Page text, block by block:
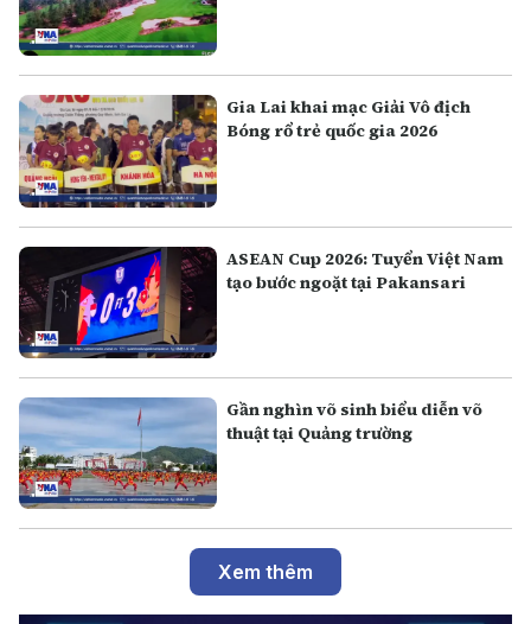
Gia Lai khai mạc Giải Vô địch
Bóng rổ trẻ quốc gia 2026
ASEAN Cup 2026: Tuyển Việt Nam
tạo bước ngoặt tại Pakansari
Gần nghìn võ sinh biểu diễn võ
thuật tại Quảng trường
Xem thêm